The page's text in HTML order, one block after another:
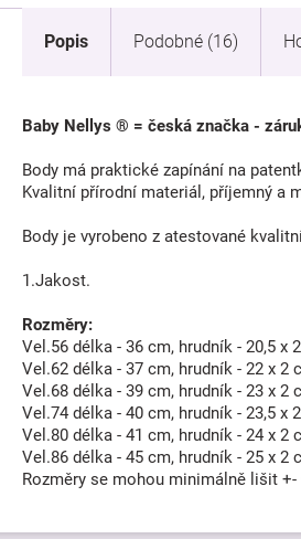
Popis Podobné (16)
Baby Nellys ® = česká značka -
Body má praktické zapínání na
Kvalitní přírodní materiál, příjemný a
Body je vyrobeno z atestované
1.Jakost.
Rozměry:
Vel.56 délka - 36 cm, hrudník - 20,5 x
Vel.62 délka - 37 cm, hrudník - 22 x 2
Vel.68 délka - 39 cm, hrudník - 23 x 2
Vel.74 délka - 40 cm, hrudník - 23,5 x
Vel.80 délka - 41 cm, hrudník - 24 x 2
Vel.86 délka - 45 cm, hrudník - 25 x 2
Rozměry se mohou minimálně lišit +-